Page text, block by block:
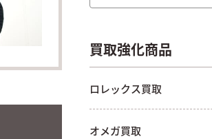
買取強化商品
ロレックス買取
オメガ買取